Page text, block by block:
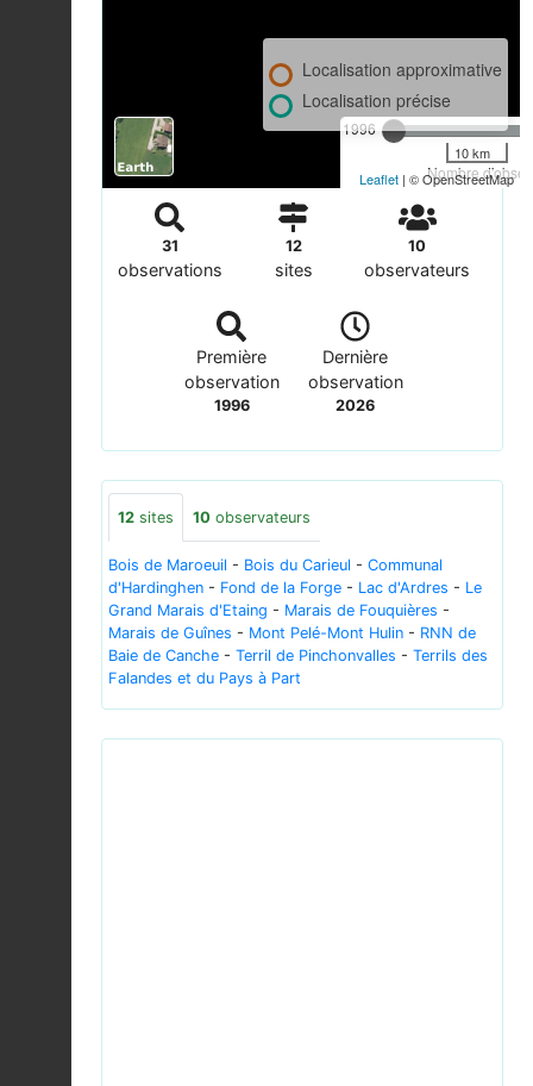
1996
Nombre
Localisation approximative
Localisation précise
10 km
Leaflet | © OpenStreetMap
31
observations
12
sites
10
observateurs
Première
observation
1996
Dernière
observation
2026
12 sites 10 observateurs
Bois de Maroeuil - Bois du Carieul - Communal
d'Hardinghen - Fond de la Forge - Lac d'Ardres - Le
Grand Marais d'Etaing - Marais de Fouquières -
Marais de Guînes - Mont Pelé-Mont Hulin - RNN de
Baie de Canche - Terril de Pinchonvalles - Terrils des
Falandes et du Pays à Part